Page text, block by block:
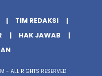
TIM REDAKSI
HAK JAWAB
- ALL RIGHTS RESERVED